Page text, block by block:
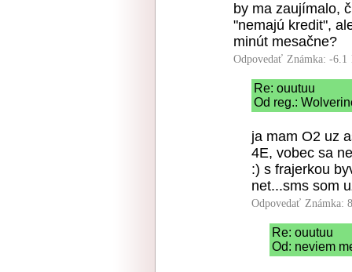
by ma zaujímalo,
"nemajú kredit",
minút mesačne?
Odpovedať Známka: -6.1
Re: ouutuu
Od reg.:
ja mam O2 uz
4E, vobec sa
:) s frajerkou
net...sms som
Odpovedať Známka:
Re: ouutuu
Od: neviem